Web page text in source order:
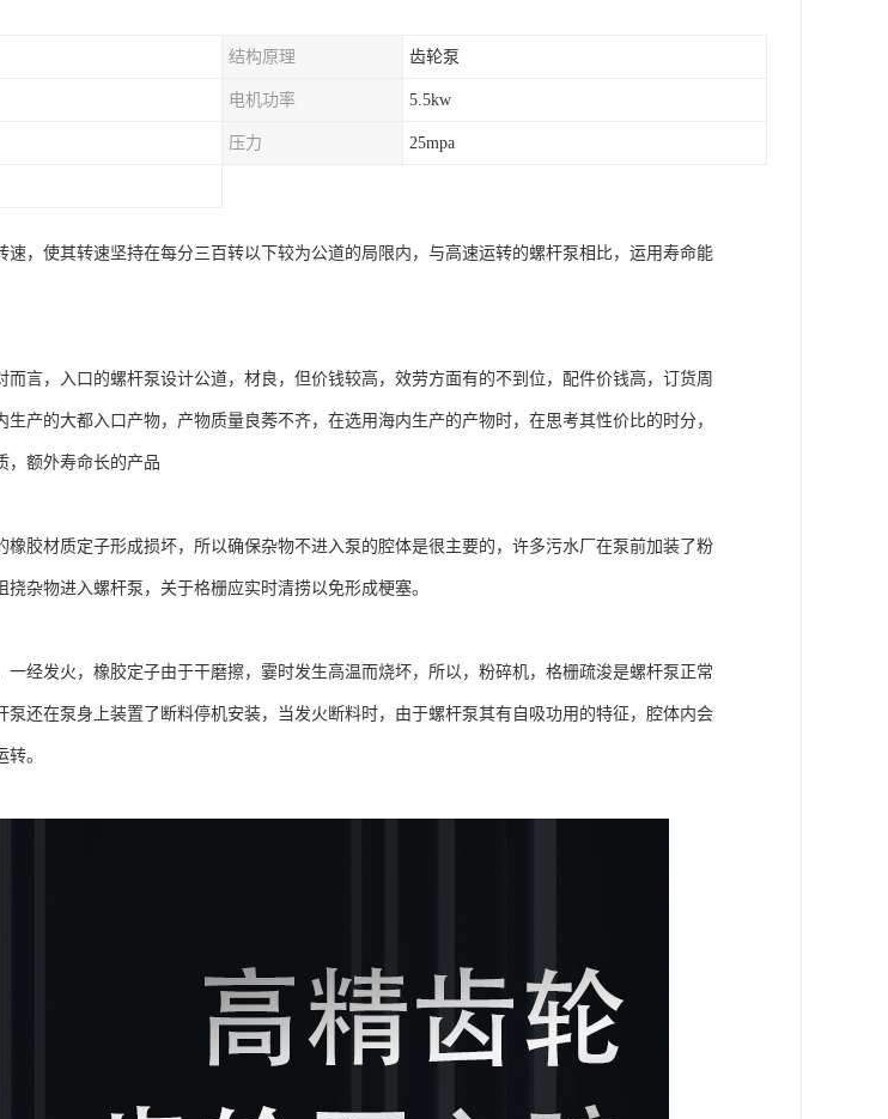
结构原理 齿轮泵
电机功率 5.5kw
压力 25mpa
速，使其转速坚持在每分三百转以下较为公道的局限内，与高速运转的螺杆泵相比，运用寿命能
而言，入口的螺杆泵设计公道，材良，但价钱较高，效劳方面有的不到位，配件价钱高，订货周
产的大都入口产物，产物质量良莠不齐，在选用海内生产的产物时，在思考其性价比的时分，
，额外寿命长的产品
橡胶材质定子形成损坏，所以确保杂物不进入泵的腔体是很主要的，许多污水厂在泵前加装了粉
杂物进入螺杆泵，关于格栅应实时清捞以免形成梗塞。
经发火，橡胶定子由于干磨擦，霎时发生高温而烧坏，所以，粉碎机，格栅疏浚是螺杆泵正常
泵还在泵身上装置了断料停机安装，当发火断料时，由于螺杆泵其有自吸功用的特征，腔体内会
。